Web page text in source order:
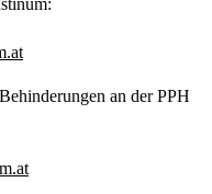
an der PPH